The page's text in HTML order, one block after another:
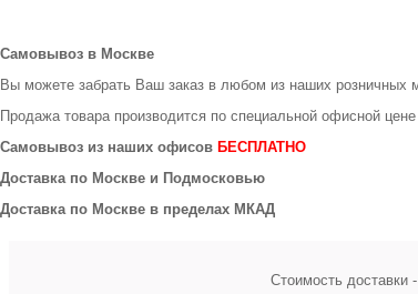
Самовывоз в Москве
Вы можете забрать Ваш заказ в любом из наших розничных
Продажа товара производится по специальной офисной цене
Самовывоз из наших офисов БЕСПЛАТНО
Доставка по Москве и Подмосковью
Доставка по Москве в пределах МКАД
Стоимость доставки -